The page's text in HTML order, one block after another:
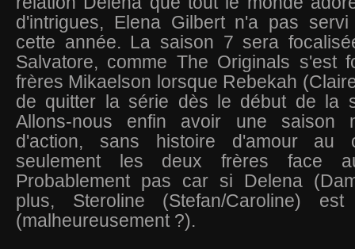
d'intrigues, Elena Gilbert n'a pas
cette année. La saison 7 sera
Salvatore, comme The Originals s'est
frères Mikaelson lorsque Rebekah
de quitter la série dès le début de la
Allons-nous enfin avoir une saison
d'action, sans histoire d'amour au
seulement les deux frères face
Probablement pas car si Delena
plus, Steroline (Stefan/Caroline)
(malheureusement ?).